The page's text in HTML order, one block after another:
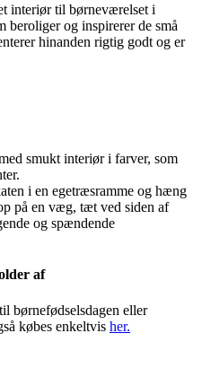
interiør til børneværelset i
beroliger og inspirerer de små
hinanden rigtig godt og er
smukt interiør i farver, som
i en egetræsramme og hæng
på en væg, tæt ved siden af
og spændende
af
børnefødselsdagen eller
købes enkeltvis her.